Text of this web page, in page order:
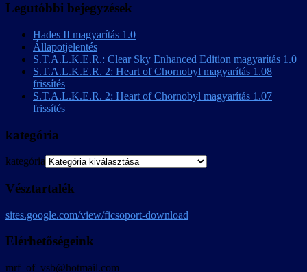
Legutóbbi bejegyzések
Hades II magyarítás 1.0
Állapotjelentés
S.T.A.L.K.E.R.: Clear Sky Enhanced Edition magyarítás 1.0
S.T.A.L.K.E.R. 2: Heart of Chornobyl magyarítás 1.08
frissítés
S.T.A.L.K.E.R. 2: Heart of Chornobyl magyarítás 1.07
frissítés
kategória
kategória
Vésztartalék
sites.google.com/view/ficsoport-download
Elérhetőségeink
mrf_of_vsb@hotmail.com